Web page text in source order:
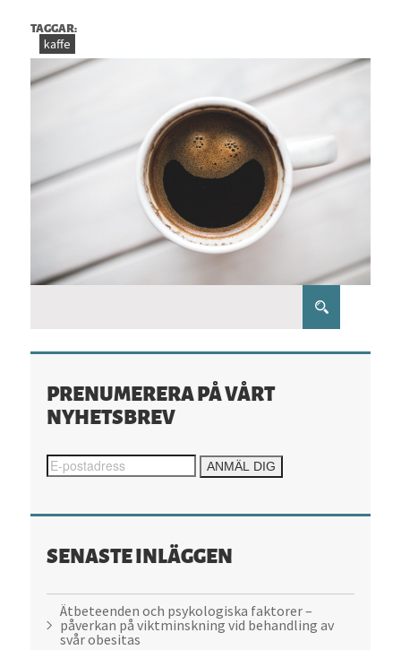
TAGGAR:
kaffe
PRENUMERERA PÅ VÅRT
NYHETSBREV
SENASTE INLÄGGEN
Ätbeteenden och psykologiska faktorer –
påverkan på viktminskning vid behandling av
svår obesitas